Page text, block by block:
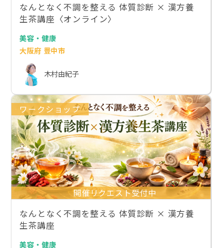
なんとなく不調を整える 体質診断 × 漢方養
生茶講座〈オンライン〉
美容・健康
大阪府 豊中市
木村由紀子
ワークショップ
開催リクエスト受付中
なんとなく不調を整える 体質診断 × 漢方養
生茶講座
美容・健康